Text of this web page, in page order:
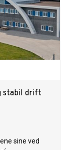
stabil drift
sine ved